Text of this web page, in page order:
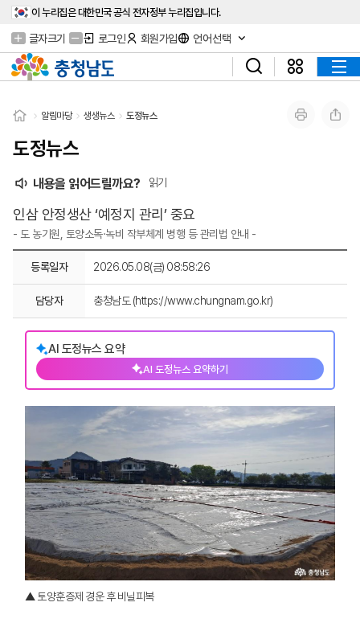
이 누리집은 대한민국 공식 전자정부 누리집입니다.
글자크기 로그인 회원가입 언어선택
알림마당 생생뉴스 도정뉴스
도정뉴스
내용을 읽어드릴까요? 읽기
인삼 안정생산 ‘예정지 관리’ 중요
- 도 농기원, 토양소독·녹비 작부체계 병행 등 관리법 안내 -
등록일자 2026.05.08(금) 08:58:26
담당자 충청남도 (https://www.chungnam.go.kr)
AI 도정뉴스 요약
AI 도정뉴스 요약하기
▲ 토양훈증제 경운 후 비닐피복